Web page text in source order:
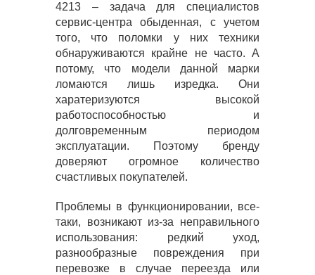
4213 – задача для специалистов
сервис-центра обыденная, с учетом
того, что поломки у них техники
обнаруживаются крайне не часто. А
потому, что модели данной марки
ломаются лишь изредка. Они
харатеризуются высокой
работоспособностью и
долговременным периодом
эксплуатации. Поэтому бренду
доверяют огромное количество
счастливых покупателей.
Проблемы в функционировании, все-
таки, возникают из-за неправильного
использования: редкий уход,
разнообразные повреждения при
перевозке в случае переезда или